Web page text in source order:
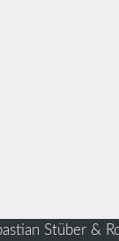
Stüber &